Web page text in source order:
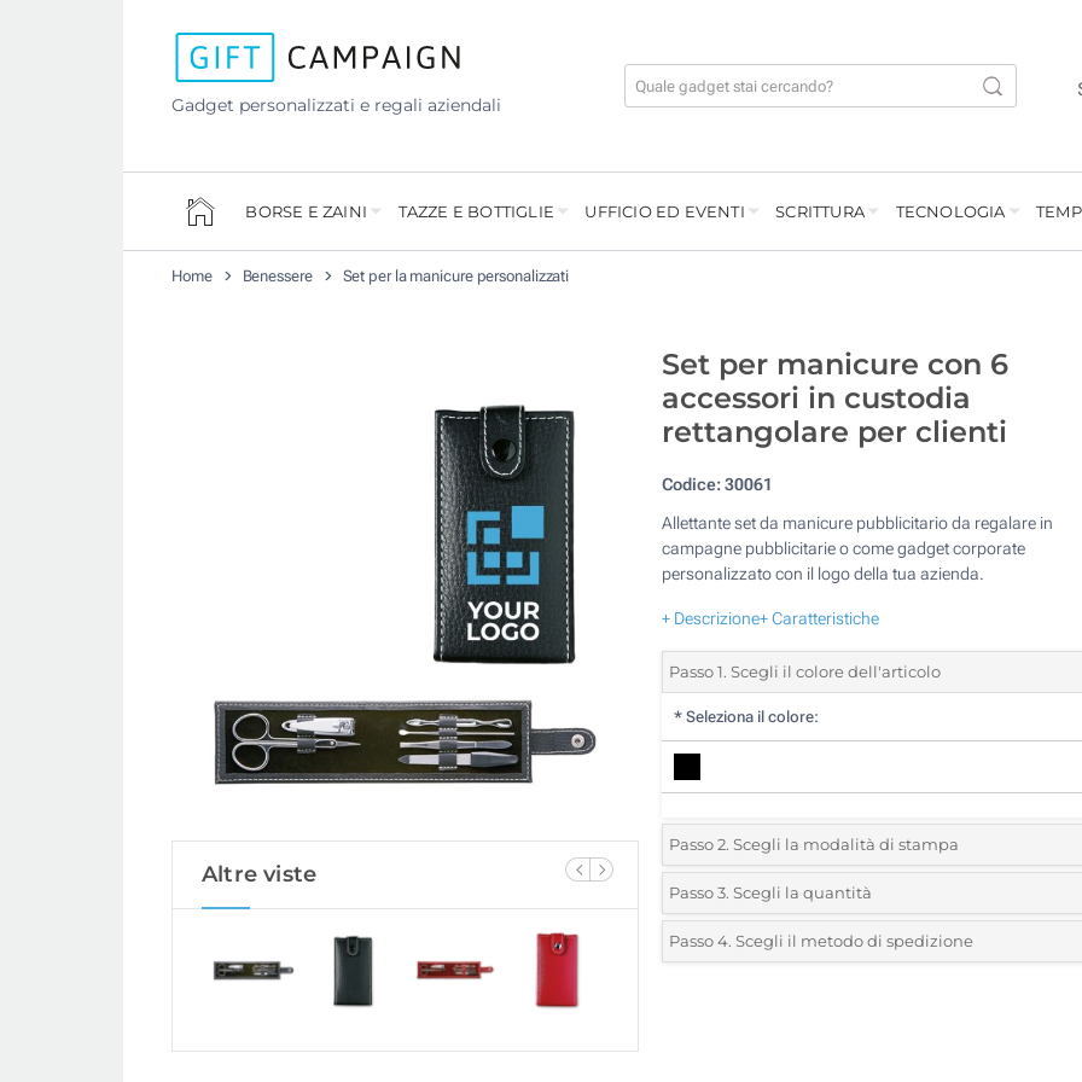
Gadget personalizzati e regali aziendali
BORSE E ZAINI TAZZE E BOTTIGLIE UFFICIO ED EVENTI SCRITTURA TECNOLOGIA
Home Benessere Set per la manicure personalizzati
Altre viste
Set per manicure con 6
accessori in custodia
rettangolare per clienti
Codice: 30061
Allettante set da manicure pubblicitario da regalare in
campagne pubblicitarie o come gadget corporate
personalizzato con il logo della tua azienda.
+ Descrizione+ Caratteristiche
Passo 1. Scegli il colore dell'articolo
* Seleziona il colore:
Passo 2. Scegli la modalità di stampa
*Seleziona la posizione di stampa e il colore del vostro
1 Colore (Sull'astuccio)
Passo 3. Scegli la quantità
*Quantità desiderata:
Passo 4. Scegli il metodo di spedizione